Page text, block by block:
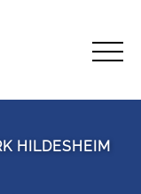
HILDESHEIM